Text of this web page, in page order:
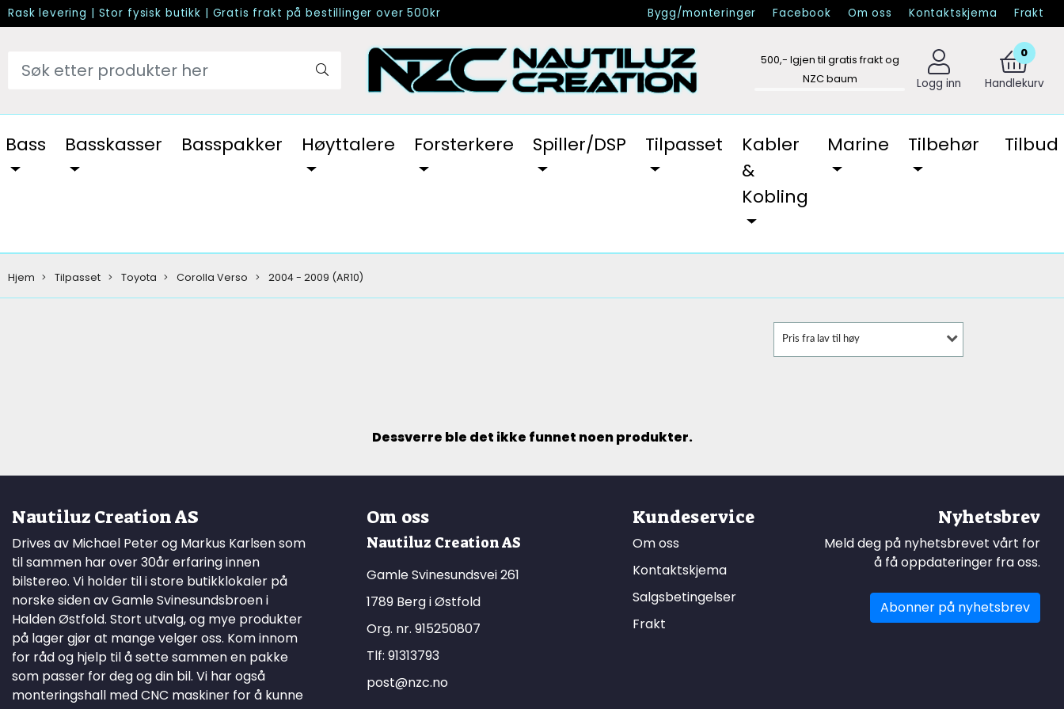
Rask levering | Stor fysisk butikk | Gratis frakt på bestillinger over 500kr Bygg/monteringer Facebook Om oss Kontaktskjema Frakt
500,- Igjen til gratis frakt og
NZC baum
Logg inn
0
Handlekurv
Bass Basskasser Basspakker Høyttalere Forsterkere Spiller/DSP Tilpasset
Kabler
&
Kobling
Marine Tilbehør Tilbud
Hjem Tilpasset Toyota Corolla Verso 2004 - 2009 (AR10)
Pris fra lav til høy
Dessverre ble det ikke funnet noen produkter.
Nautiluz Creation AS
Drives av Michael Peter og Markus Karlsen som
til sammen har over 30år erfaring innen
bilstereo. Vi holder til i store butikklokaler på
norske siden av Gamle Svinesundsbroen i
Halden Østfold. Stort utvalg, og mye produkter
på lager gjør at mange velger oss. Kom innom
for råd og hjelp til å sette sammen en pakke
som passer for deg og din bil. Vi har også
monteringshall med CNC maskiner for å kunne
Om oss
Nautiluz Creation AS
Gamle Svinesundsvei 261
1789 Berg i Østfold
Org. nr. 915250807
Tlf: 91313793
post@nzc.no
Kundeservice
Om oss
Kontaktskjema
Salgsbetingelser
Frakt
Nyhetsbrev
Meld deg på nyhetsbrevet vårt for
å få oppdateringer fra oss.
Abonner på nyhetsbrev